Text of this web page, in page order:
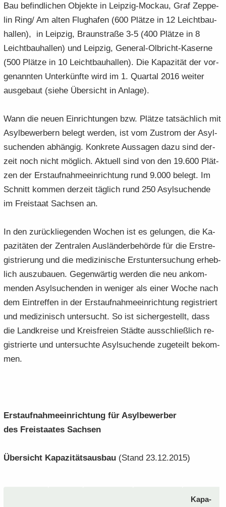
Bau be­find­li­chen Ob­jek­te in Leipzig-​Mockau, Graf Zep­pe­
lin Ring/ Am alten Flug­ha­fen (600 Plät­ze in 12 Leicht­bau­
hal­len), in Leip­zig, Braun­stra­ße 3-5 (400 Plät­ze in 8
Leicht­bau­hal­len) und Leip­zig, General-​Olbricht-Kaserne
(500 Plät­ze in 10 Leicht­bau­hal­len). Die Ka­pa­zi­tät der vor­
ge­nann­ten Un­ter­künf­te wird im 1. Quar­tal 2016 wei­ter
aus­ge­baut (siehe Über­sicht in An­la­ge).
Wann die neuen Ein­rich­tun­gen bzw. Plät­ze tat­säch­lich mit
Asyl­be­wer­bern be­legt wer­den, ist vom Zu­strom der Asyl­
su­chen­den ab­hän­gig. Kon­kre­te Aus­sa­gen dazu sind der­
zeit noch nicht mög­lich. Ak­tu­ell sind von den 19.600 Plät­
zen der Erst­auf­nah­me­ein­rich­tung rund 9.000 be­legt. Im
Schnitt kom­men der­zeit täg­lich rund 250 Asyl­su­chen­de
im Frei­staat Sach­sen an.
In den zu­rück­lie­gen­den Wo­chen ist es ge­lun­gen, die Ka­
pa­zi­tä­ten der Zen­tra­len Aus­län­der­be­hör­de für die Erst­re­
gis­trie­rung und die me­di­zi­ni­sche Erst­un­ter­su­chung er­heb­
lich aus­zu­bau­en. Ge­gen­wär­tig wer­den die neu an­kom­
men­den Asyl­su­chen­den in we­ni­ger als einer Woche nach
dem Ein­tref­fen in der Erst­auf­nah­me­ein­rich­tung re­gis­triert
und me­di­zi­nisch un­ter­sucht. So ist si­cher­ge­stellt, dass
die Land­krei­se und Kreis­frei­en Städ­te aus­schließ­lich re­
gis­trier­te und un­ter­such­te Asyl­su­chen­de zu­ge­teilt be­kom­
men.
Erst­auf­nah­me­ein­rich­tung für Asyl­be­wer­ber
des Frei­staa­tes Sach­sen
Über­sicht Ka­pa­zi­täts­aus­bau (Stand 23.12.2015)
Ka­pa­